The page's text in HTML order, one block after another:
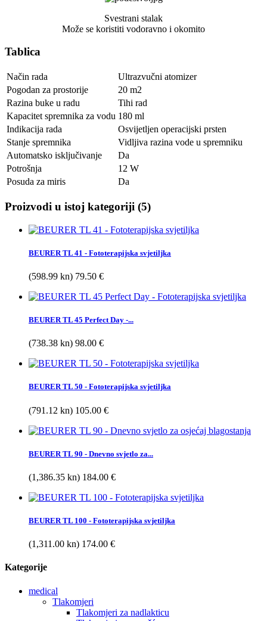
Svestrani stalak
Može se koristiti vodoravno i okomito
Tablica
Način rada
Ultrazvučni atomizer
Pogodan za prostorije
20 m2
Razina buke u radu
Tihi rad
Kapacitet spremnika za vodu 180 ml
Indikacija rada
Osvijetljen operacijski prsten
Stanje spremnika
Vidljiva razina vode u spremniku
Automatsko isključivanje
Da
Potrošnja
12 W
Posuda za miris
Da
Proizvodi u istoj kategoriji (5)
BEURER TL 41 - Fototerapijska svjetiljka
(598.99 kn) 79.50 €
BEURER TL 45 Perfect Day -...
(738.38 kn) 98.00 €
BEURER TL 50 - Fototerapijska svjetiljka
(791.12 kn) 105.00 €
BEURER TL 90 - Dnevno svjetlo za...
(1,386.35 kn) 184.00 €
BEURER TL 100 - Fototerapijska svjetiljka
(1,311.00 kn) 174.00 €
Kategorije
medical
Tlakomjeri
Tlakomjeri za nadlakticu